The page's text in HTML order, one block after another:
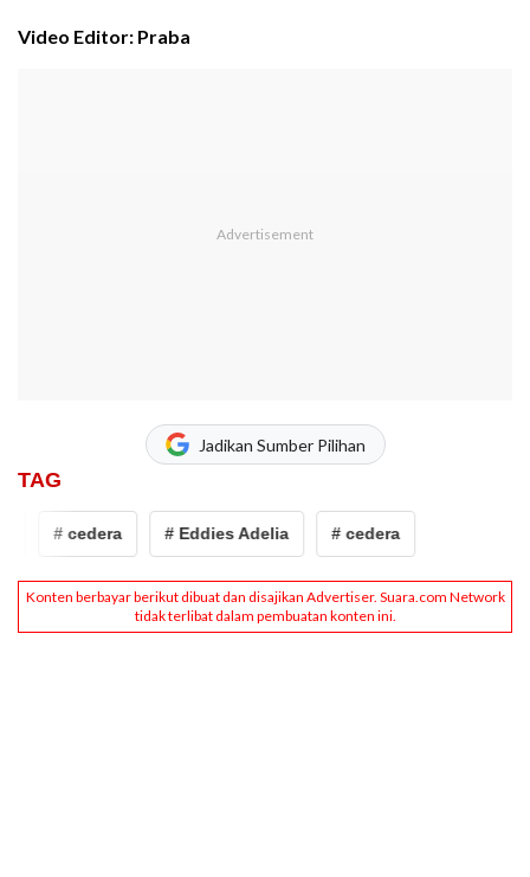
Video Editor: Praba
Jadikan Sumber Pilihan
TAG
# cedera # Eddies Adelia # cedera